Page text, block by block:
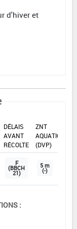
d'hiver et
DÉLAIS
AVANT
RÉCOLTE
ZNT
AQUATIQUE
(DVP)
F
(BBCH
21)
5 m
(-)
: